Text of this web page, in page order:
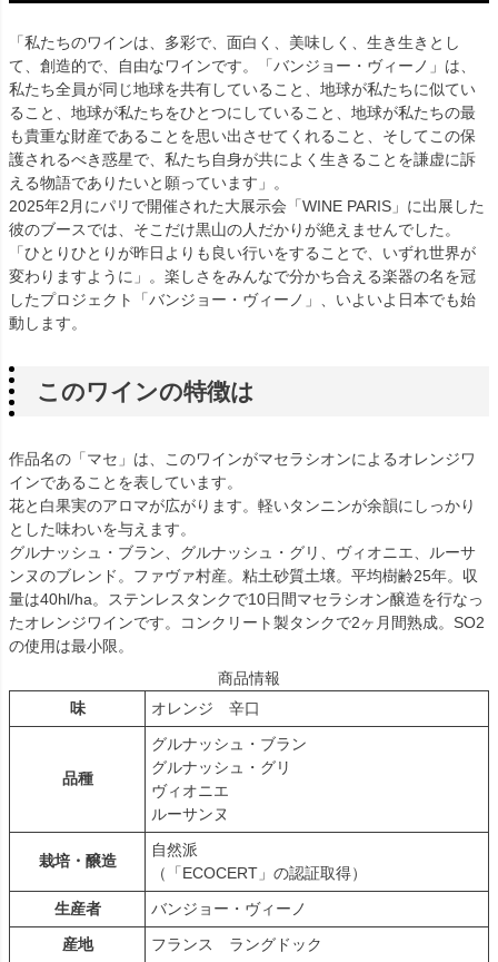
「私たちのワインは、多彩で、面白く、美味しく、生き生きとし
て、創造的で、自由なワインです。「バンジョー・ヴィーノ」は、
私たち全員が同じ地球を共有していること、地球が私たちに似てい
ること、地球が私たちをひとつにしていること、地球が私たちの最
も貴重な財産であることを思い出させてくれること、そしてこの保
護されるべき惑星で、私たち自身が共によく生きることを謙虚に訴
える物語でありたいと願っています」。
2025年2月にパリで開催された大展示会「WINE PARIS」に出展した
彼のブースでは、そこだけ黒山の人だかりが絶えませんでした。
「ひとりひとりが昨日よりも良い行いをすることで、いずれ世界が
変わりますように」。楽しさをみんなで分かち合える楽器の名を冠
したプロジェクト「バンジョー・ヴィーノ」、いよいよ日本でも始
動します。
このワインの特徴は
作品名の「マセ」は、このワインがマセラシオンによるオレンジワ
インであることを表しています。
花と白果実のアロマが広がります。軽いタンニンが余韻にしっかり
とした味わいを与えます。
グルナッシュ・ブラン、グルナッシュ・グリ、ヴィオニエ、ルーサ
ンヌのブレンド。ファヴァ村産。粘土砂質土壌。平均樹齢25年。収
量は40hl/ha。ステンレスタンクで10日間マセラシオン醸造を行なっ
たオレンジワインです。コンクリート製タンクで2ヶ月間熟成。SO2
の使用は最小限。
商品情報
味
オレンジ 辛口
品種
グルナッシュ・ブラン
グルナッシュ・グリ
ヴィオニエ
ルーサンヌ
栽培・醸造
自然派
（「ECOCERT」の認証取得）
生産者
バンジョー・ヴィーノ
産地
フランス ラングドック